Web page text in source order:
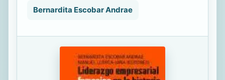
Bernardita Escobar Andrae